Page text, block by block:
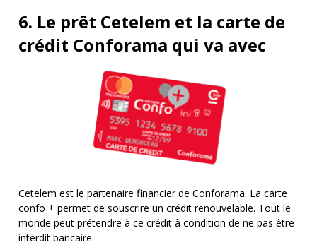
6. Le prêt Cetelem et la carte de
crédit Conforama qui va avec
Cetelem est le partenaire financier de Conforama. La carte
confo + permet de souscrire un crédit renouvelable. Tout le
monde peut prétendre à ce crédit à condition de ne pas être
interdit bancaire.